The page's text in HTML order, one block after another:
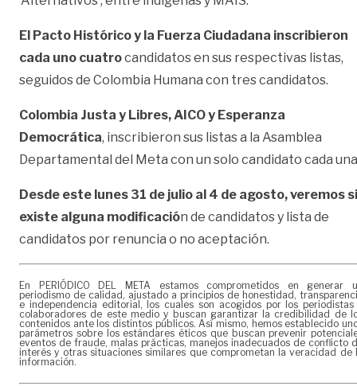
El Pacto Histórico y la Fuerza Ciudadana inscribieron
cada uno cuatrocandidatos en sus respectivas listas,
seguidos de Colombia Humana con tres candidatos.
Colombia Justa y Libres, AICO y Esperanza
Democrática, inscribieron sus listas a la Asamblea
Departamental del Meta con un solo candidato cada
Desde este lunes 31 de julio al 4 de agosto, veremos si
existe alguna modificación de candidatos y lista de
candidatos por renuncia o no aceptación.
En PERIÓDICO DEL META estamos comprometidos en generar
periodismo de calidad, ajustado a principios de honestidad,
e independencia editorial, los cuales son acogidos por los periodistas
colaboradores de este medio y buscan garantizar la credibilidad de
contenidos ante los distintos públicos. Así mismo, hemos establecido
parámetros sobre los estándares éticos que buscan prevenir
eventos de fraude, malas prácticas, manejos inadecuados de conflicto
interés y otras situaciones similares que comprometan la veracidad de
información.